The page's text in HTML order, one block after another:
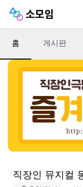
홈 게시판
직장인 뮤지컬